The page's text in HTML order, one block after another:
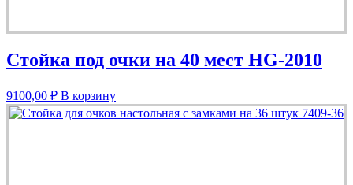
Стойка под очки на 40 мест HG-2010
9100,00 ₽ В корзину